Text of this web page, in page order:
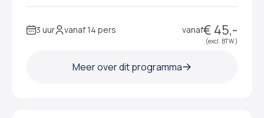
3 uur vanaf 14 pers vanaf€ 45,-
(excl. BTW )
Meer over dit programma